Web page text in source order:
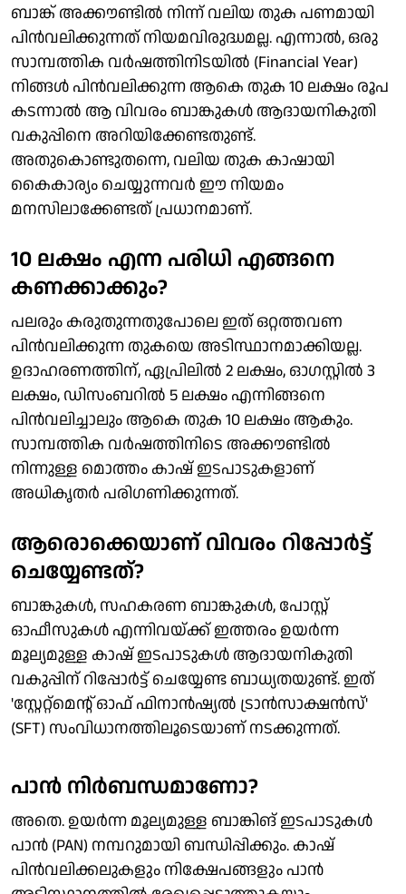
ബാങ്ക് അക്കൗണ്ടില്‍ നിന്ന് വലിയ തുക പണമായി
പിന്‍വലിക്കുന്നത് നിയമവിരുദ്ധമല്ല. എന്നാല്‍, ഒരു
സാമ്പത്തിക വര്‍ഷത്തിനിടയില്‍ (Financial Year)
നിങ്ങള്‍ പിന്‍വലിക്കുന്ന ആകെ തുക 10 ലക്ഷം രൂപ
കടന്നാല്‍ ആ വിവരം ബാങ്കുകള്‍ ആദായനികുതി
വകുപ്പിനെ അറിയിക്കേണ്ടതുണ്ട്.
അതുകൊണ്ടുതന്നെ, വലിയ തുക കാഷായി
കൈകാര്യം ചെയ്യുന്നവര്‍ ഈ നിയമം
മനസിലാക്കേണ്ടത് പ്രധാനമാണ്.
10 ലക്ഷം എന്ന പരിധി എങ്ങനെ
കണക്കാക്കും?
പലരും കരുതുന്നതുപോലെ ഇത് ഒറ്റത്തവണ
പിന്‍വലിക്കുന്ന തുകയെ അടിസ്ഥാനമാക്കിയല്ല.
ഉദാഹരണത്തിന്, ഏപ്രിലില്‍ 2 ലക്ഷം, ഓഗസ്റ്റില്‍ 3
ലക്ഷം, ഡിസംബറില്‍ 5 ലക്ഷം എന്നിങ്ങനെ
പിന്‍വലിച്ചാലും ആകെ തുക 10 ലക്ഷം ആകും.
സാമ്പത്തിക വര്‍ഷത്തിനിടെ അക്കൗണ്ടില്‍
നിന്നുള്ള മൊത്തം കാഷ് ഇടപാടുകളാണ്
അധികൃതര്‍ പരിഗണിക്കുന്നത്.
ആരൊക്കെയാണ് വിവരം റിപ്പോര്‍ട്ട്
ചെയ്യേണ്ടത്?
ബാങ്കുകള്‍, സഹകരണ ബാങ്കുകള്‍, പോസ്റ്റ്
ഓഫീസുകള്‍ എന്നിവയ്ക്ക് ഇത്തരം ഉയര്‍ന്ന
മൂല്യമുള്ള കാഷ് ഇടപാടുകള്‍ ആദായനികുതി
വകുപ്പിന് റിപ്പോര്‍ട്ട് ചെയ്യേണ്ട ബാധ്യതയുണ്ട്. ഇത്
'സ്റ്റേറ്റ്‌മെന്റ് ഓഫ് ഫിനാന്‍ഷ്യല്‍ ട്രാന്‍സാക്ഷന്‍സ്'
(SFT) സംവിധാനത്തിലൂടെയാണ് നടക്കുന്നത്.
പാന്‍ നിര്‍ബന്ധമാണോ?
അതെ. ഉയര്‍ന്ന മൂല്യമുള്ള ബാങ്കിങ് ഇടപാടുകള്‍
പാന്‍ (PAN) നമ്പറുമായി ബന്ധിപ്പിക്കും. കാഷ്
പിന്‍വലിക്കലുകളും നിക്ഷേപങ്ങളും പാന്‍